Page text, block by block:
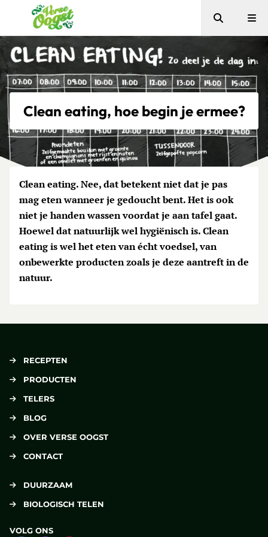
Verse Oogst
Zoeken
Clean eating, hoe begin je ermee?
Clean eating. Nee, dat betekent niet dat je pas
mag eten wanneer je gedoucht bent. Het is ook
niet je handen wassen voordat je aan tafel gaat.
Hoewel dat natuurlijk wel hygiënisch is. Clean
eating is wel het eten van écht voedsel, van
onbewerkte producten zoals je deze aantreft in de
natuur.
RECEPTEN
PRODUCTEN
TELERS
BLOG
OVER VERSE OOGST
CONTACT
DUURZAAM
BIOLOGISCH TELEN
VOLG ONS